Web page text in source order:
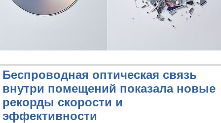
Беспроводная оптическая связь
внутри помещений показала новые
рекорды скорости и
эффективности